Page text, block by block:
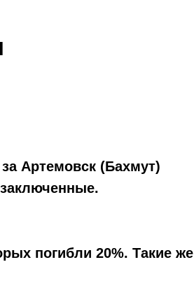
Артемовск (Бахмут)
погибли 20%. Такие же